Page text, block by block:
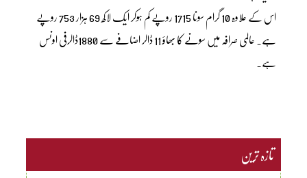
اس کے علاوہ 10 گرام سونا 1715 روپے کم ہوکر ایک لاکھ 69 ہزار 753 روپے
ہے۔ عالمی صرافہ میں سونے کا بھاؤ 11 ڈالر اضافے سے 1880ڈالرفی اونس
ہے۔
تازہ ترین